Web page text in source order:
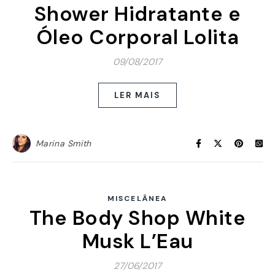
Shower Hidratante e
Óleo Corporal Lolita
09/08/2017
LER MAIS
Marina Smith
MISCELÂNEA
The Body Shop White
Musk L’Eau
27/06/2017